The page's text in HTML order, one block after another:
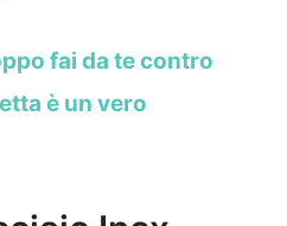
fai da te contro
è un vero